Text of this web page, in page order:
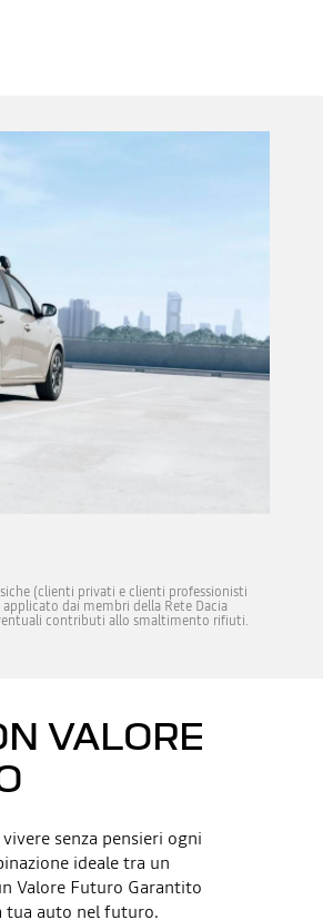
(clienti privati e clienti professionisti
dai membri della Rete Dacia
contributi allo smaltimento rifiuti.
VALORE
senza pensieri ogni
ideale tra un
Valore Futuro Garantito
tua auto nel futuro.